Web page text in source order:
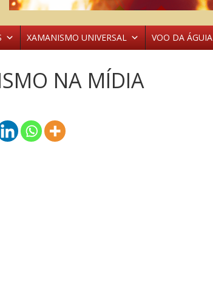
XAMANISMO UNIVERSAL VOO DA ÁGUIA
NA MÍDIA